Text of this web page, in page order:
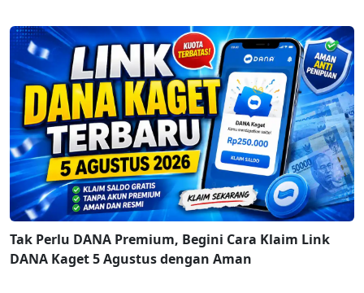
Tak Perlu DANA Premium, Begini Cara Klaim Link
DANA Kaget 5 Agustus dengan Aman